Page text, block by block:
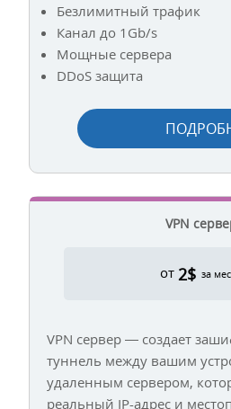
Безлимитный трафик
Канал до 1Gb/s
Мощные сервера
DDoS защита
VPN
от 2$ за
VPN сервер — создает
туннель между вашим
удаленным сервером,
реальный IP-адрес и